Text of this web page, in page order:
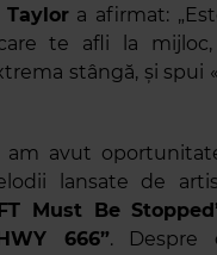
Taylora afirmat:
te afli la
stângă, și spui
am avut
lansate de
Must Be
666”. Despre